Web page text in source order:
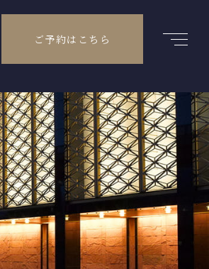
ご予約はこちら